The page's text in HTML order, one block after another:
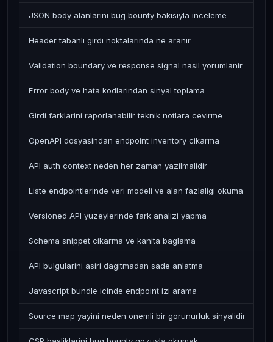
JSON body alanlarini bug bounty bakisiyla inceleme
Header tabanli girdi noktalarinda ne aranir
Validation boundary ve response signal nasil yorumlanir
Error body ve hata kodlarindan sinyal toplama
Girdi farklarini raporlanabilir teknik notlara cevirme
OpenAPI dosyasindan endpoint inventory cikarma
API auth context neden her zaman yazilmalidir
Liste endpointlerinde veri modeli ve alan fazlaligi okuma
Versioned API yuzeylerinde fark analizi yapma
Schema snippet cikarma ve kanita baglama
API bulgularini asiri dagitmadan sade anlatma
Javascript bundle icinde endpoint izi arama
Source map yayini neden onemli bir gorunurluk sinyalidir